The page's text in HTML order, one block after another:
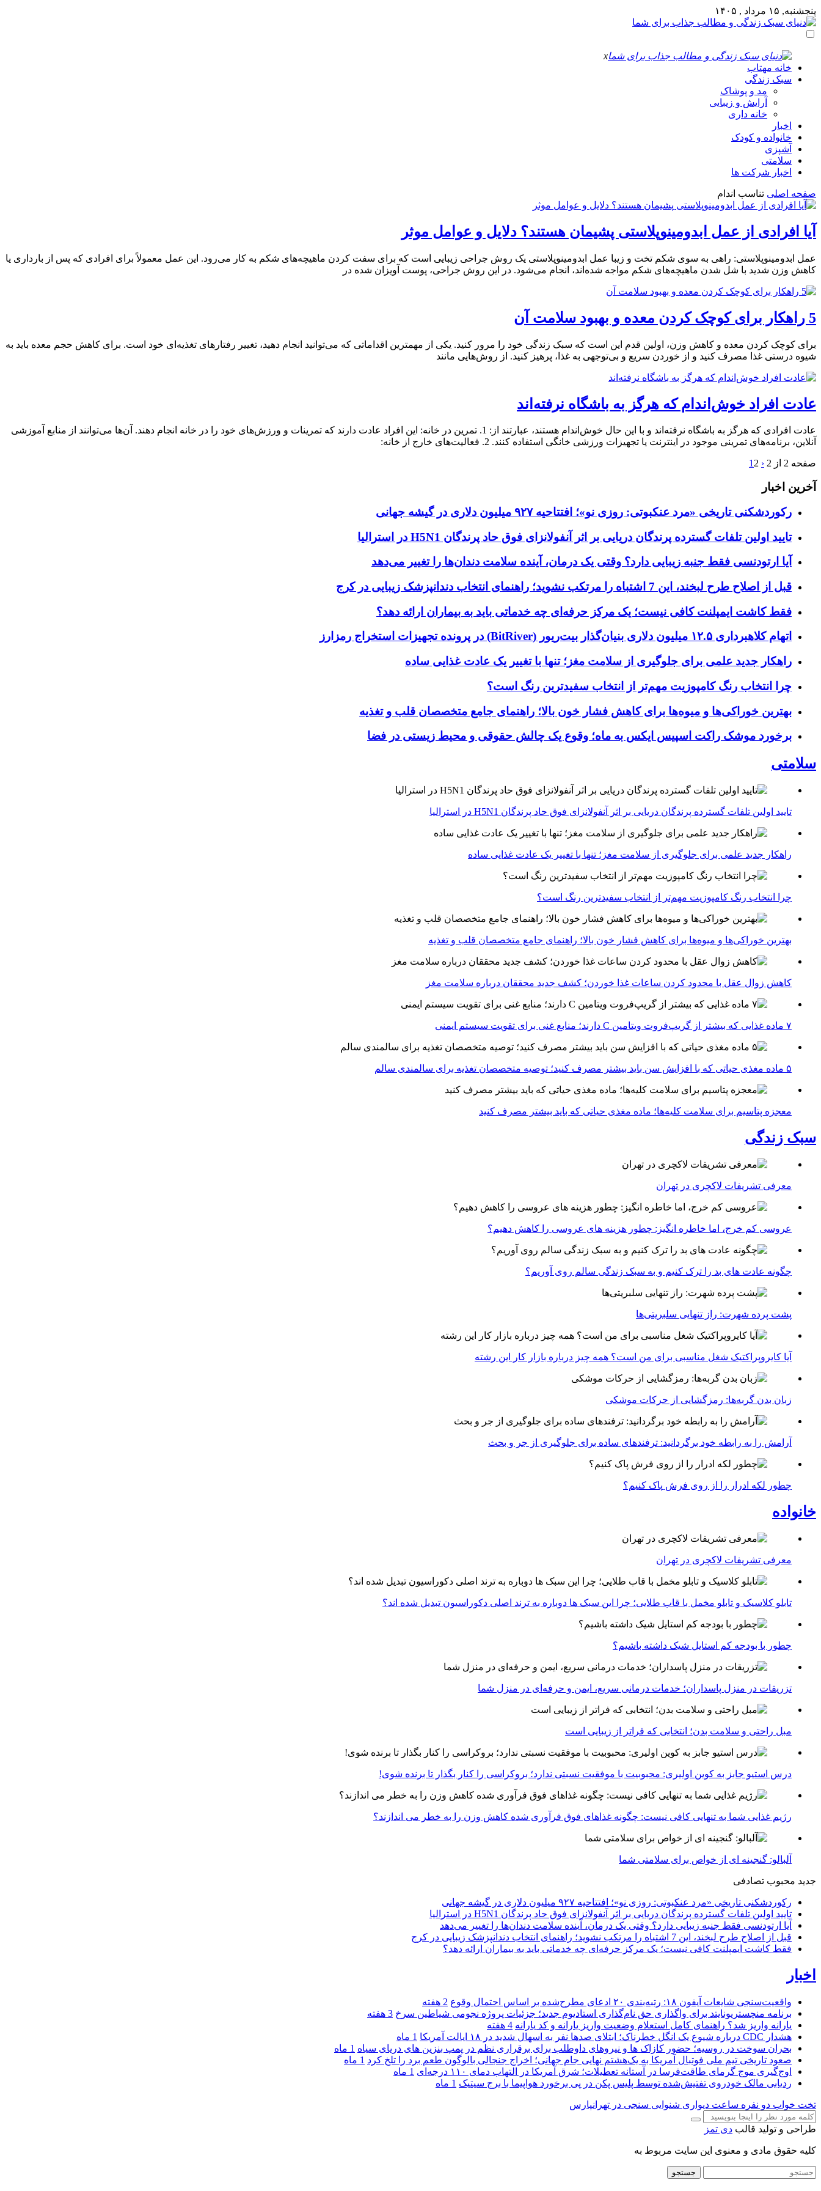
پنجشنبه, ۱۵ مرداد , ۱۴۰۵
x
خانه مهتاب
سبک زندگی
مد و پوشاک
آرایش و زیبایی
خانه داری
اخبار
خانواده و کودک
آشپزی
سلامتی
اخبار شرکت ها
صفحه اصلی تناسب اندام
آیا افرادی از عمل ابدومینوپلاستی پشیمان هستند؟ دلایل و عوامل موثر
عمل ابدومینوپلاستی: راهی به سوی شکم تخت و زیبا عمل ابدومینوپلاستی یک روش جراحی زیبایی است که برای سفت کردن ماهیچه‌های شکم به کار می‌رود. این عمل معمولاً برای افرادی که پس از بارداری یا
کاهش وزن شدید با شل شدن ماهیچه‌های شکم مواجه شده‌اند، انجام می‌شود. در این روش جراحی، پوست آویزان شده در
5 راهکار برای کوچک کردن معده و بهبود سلامت آن
برای کوچک کردن معده و کاهش وزن، اولین قدم این است که سبک زندگی خود را مرور کنید. یکی از مهمترین اقداماتی که می‌توانید انجام دهید، تغییر رفتارهای تغذیه‌ای خود است. برای کاهش حجم معده باید به
شیوه درستی غذا مصرف کنید و از خوردن سریع و بی‌توجهی به غذا، پرهیز کنید. از روش‌هایی مانند
عادت افراد خوش‌اندام که هرگز به باشگاه نرفته‌اند
عادت افرادی که هرگز به باشگاه نرفته‌اند و با این حال خوش‌اندام هستند، عبارتند از: 1. تمرین در خانه: این افراد عادت دارند که تمرینات و ورزش‌های خود را در خانه انجام دهند. آن‌ها می‌توانند از منابع آموزشی
آنلاین، برنامه‌های تمرینی موجود در اینترنت یا تجهیزات ورزشی خانگی استفاده کنند. 2. فعالیت‌های خارج از خانه:
صفحه 2 از 2 ‹
12
آخرین اخبار
رکوردشکنی تاریخی «مرد عنکبوتی: روزی نو»؛ افتتاحیه ۹۲۷ میلیون دلاری در گیشه جهانی
تایید اولین تلفات گسترده پرندگان دریایی بر اثر آنفولانزای فوق حاد پرندگان H5N1 در استرالیا
آیا ارتودنسی فقط جنبه زیبایی دارد؟ وقتی یک درمان، آینده سلامت دندان‌ها را تغییر می‌دهد
قبل از اصلاح طرح لبخند، این 7 اشتباه را مرتکب نشوید؛ راهنمای انتخاب دندانپزشک زیبایی در کرج
فقط کاشت ایمپلنت کافی نیست؛ یک مرکز حرفه‌ای چه خدماتی باید به بیماران ارائه دهد؟
اتهام کلاهبرداری ۱۲.۵ میلیون دلاری بنیان‌گذار بیت‌ریور (BitRiver) در پرونده تجهیزات استخراج رمزارز
راهکار جدید علمی برای جلوگیری از سلامت مغز؛ تنها با تغییر یک عادت غذایی ساده
چرا انتخاب رنگ کامپوزیت مهم‌تر از انتخاب سفیدترین رنگ است؟
بهترین خوراکی‌ها و میوه‌ها برای کاهش فشار خون بالا؛ راهنمای جامع متخصصان قلب و تغذیه
برخورد موشک راکت اسپیس ایکس به ماه؛ وقوع یک چالش حقوقی و محیط زیستی در فضا
سلامتی
تایید اولین تلفات گسترده پرندگان دریایی بر اثر آنفولانزای فوق حاد پرندگان H5N1 در استرالیا
راهکار جدید علمی برای جلوگیری از سلامت مغز؛ تنها با تغییر یک عادت غذایی ساده
چرا انتخاب رنگ کامپوزیت مهم‌تر از انتخاب سفیدترین رنگ است؟
بهترین خوراکی‌ها و میوه‌ها برای کاهش فشار خون بالا؛ راهنمای جامع متخصصان قلب و تغذیه
کاهش زوال عقل با محدود کردن ساعات غذا خوردن؛ کشف جدید محققان درباره سلامت مغز
۷ ماده غذایی که بیشتر از گریپ‌فروت ویتامین C دارند؛ منابع غنی برای تقویت سیستم ایمنی
۵ ماده مغذی حیاتی که با افزایش سن باید بیشتر مصرف کنید؛ توصیه متخصصان تغذیه برای سالمندی سالم
معجزه پتاسیم برای سلامت کلیه‌ها؛ ماده مغذی حیاتی که باید بیشتر مصرف کنید
سبک زندگی
معرفی تشریفات لاکچری در تهران
عروسی کم خرج، اما خاطره انگیز: چطور هزینه های عروسی را کاهش دهیم؟
چگونه عادت‌ های بد را ترک کنیم و به سبک زندگی سالم روی آوریم؟
پشت پرده شهرت: راز تنهایی سلبریتی‌ها
آیا کایروپراکتیک شغل مناسبی برای من است؟ همه چیز درباره بازار کار این رشته
زبان بدن گربه‌ها: رمزگشایی از حرکات موشکی
آرامش را به رابطه خود برگردانید: ترفندهای ساده برای جلوگیری از جر و بحث
چطور لکه ادرار را از روی فرش پاک کنیم؟
خانواده
معرفی تشریفات لاکچری در تهران
تابلو کلاسیک و تابلو مخمل با قاب طلایی؛ چرا این سبک ها دوباره به ترند اصلی دکوراسیون تبدیل شده اند؟
چطور با بودجه کم استایل شیک داشته باشیم؟
تزریقات در منزل پاسداران؛ خدمات درمانی سریع، ایمن و حرفه‌ای در منزل شما
مبل راحتی و سلامت بدن؛ انتخابی که فراتر از زیبایی است
درس استیو جابز به کوین اولیری: محبوبیت با موفقیت نسبتی ندارد؛ بروکراسی را کنار بگذار تا برنده شوی!
رژیم غذایی شما به تنهایی کافی نیست: چگونه غذاهای فوق فرآوری شده کاهش وزن را به خطر می اندازند؟
آلبالو: گنجینه ای از خواص برای سلامتی شما
جدید محبوب تصادفی
رکوردشکنی تاریخی «مرد عنکبوتی: روزی نو»؛ افتتاحیه ۹۲۷ میلیون دلاری در گیشه جهانی
تایید اولین تلفات گسترده پرندگان دریایی بر اثر آنفولانزای فوق حاد پرندگان H5N1 در استرالیا
آیا ارتودنسی فقط جنبه زیبایی دارد؟ وقتی یک درمان، آینده سلامت دندان‌ها را تغییر می‌دهد
قبل از اصلاح طرح لبخند، این 7 اشتباه را مرتکب نشوید؛ راهنمای انتخاب دندانپزشک زیبایی در کرج
فقط کاشت ایمپلنت کافی نیست؛ یک مرکز حرفه‌ای چه خدماتی باید به بیماران ارائه دهد؟
اخبار
واقعیت‌سنجی شایعات آیفون ۱۸: رتبه‌بندی ۲۰ ادعای مطرح‌شده بر اساس احتمال وقوع
2 هفته
برنامه منچستریونایتد برای واگذاری حق نام‌گذاری استادیوم جدید؛ جزئیات پروژه نجومی شیاطین سرخ 3 هفته
یارانه واریز شد؟ راهنمای کامل استعلام وضعیت واریز یارانه و کد یارانه 4 هفته
هشدار CDC درباره شیوع یک انگل خطرناک؛ ابتلای صدها نفر به اسهال شدید در ۱۸ ایالت آمریکا
1 ماه
بحران سوخت در روسیه؛ حضور کازاک‌ ها و نیروهای داوطلب برای برقراری نظم در پمپ بنزین‌ های دریای سیاه 1 ماه
صعود تاریخی تیم ملی فوتبال آمریکا به یک‌هشتم نهایی جام جهانی؛ اخراج جنجالی بالوگون طعم برد را تلخ کرد 1 ماه
اوج‌گیری موج گرمای طاقت‌فرسا در آستانه تعطیلات؛ شرق آمریکا در التهاب دمای ۱۱۰ درجه‌ای
1 ماه
ردیابی مالک خودروی تفتیش‌شده توسط پلیس پکن در پی برخورد هواپیما با برج سیتیک 1 ماه
تخت خواب دو نفره ساعت دیواری شنوایی سنجی در تهرانپارس
طراحی و تولید قالب دی تمز
کلیه حقوق مادی و معنوی این سایت مربوط به
جستجو